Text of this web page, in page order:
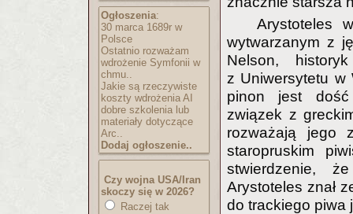
Ogłoszenia:
30 marca 1689r w
Polsce
Ostatnio rozważam
wdrożenie Symfonii w
chmu..
Jakie są rzeczywiste
koszty wdrożenia AI
dobre szkolenia lub
materiały dotyczące
Arc..
Dodaj ogłoszenie..
Czy wojna USA/Iran
skoczy się w 2026?
Raczej tak
Arystoteles
wytwarzanym z
Nelson,
z Uniwersytetu w
pinon jest dość
związek z
rozważają jego
staropruskim
stwierdzenie,
Arystoteles znał
do trackiego